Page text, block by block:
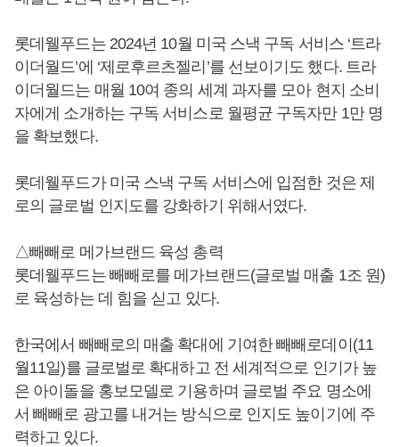
롯데웰푸드는 2024년 10월 미국 스낵 구독 서비스 ‘트라
이더월드’에 ‘제로후르츠젤리’를 선보이기도 했다. 트라
이더월드는 매월 10여 종의 세계 과자를 모아 현지 소비
자에게 소개하는 구독 서비스로 월평균 구독자만 1만 명
을 확보했다.
롯데웰푸드가 미국 스낵 구독 서비스에 입점한 것은 제
로의 글로벌 인지도를 강화하기 위해서였다.
△빼빼로 메가브랜드 육성 총력
롯데웰푸드는 빼빼로를 메가브랜드(글로벌 매출 1조 원)
로 육성하는 데 힘을 싣고 있다.
한국에서 빼빼로의 매출 확대에 기여한 빼빼로데이(11
월11일)를 글로벌로 확대하고 전 세계적으로 인기가 높
은 아이돌을 홍보모델로 기용하며 글로벌 주요 명소에
서 빼빼로 광고를 내거는 방식으로 인지도 높이기에 주
력하고 있다.